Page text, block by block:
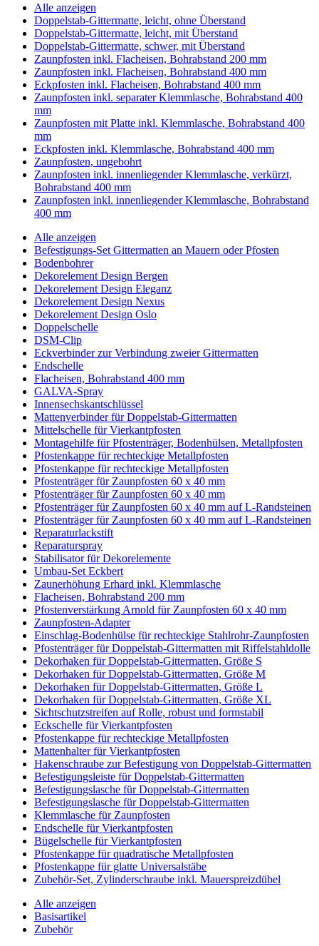
Alle anzeigen
Doppelstab-Gittermatte, leicht, ohne Überstand
Doppelstab-Gittermatte, leicht, mit Überstand
Doppelstab-Gittermatte, schwer, mit Überstand
Zaunpfosten inkl. Flacheisen, Bohrabstand 200 mm
Zaunpfosten inkl. Flacheisen, Bohrabstand 400 mm
Eckpfosten inkl. Flacheisen, Bohrabstand 400 mm
Zaunpfosten inkl. separater Klemmlasche, Bohrabstand 400
mm
Zaunpfosten mit Platte inkl. Klemmlasche, Bohrabstand 400
mm
Eckpfosten inkl. Klemmlasche, Bohrabstand 400 mm
Zaunpfosten, ungebohrt
Zaunpfosten inkl. innenliegender Klemmlasche, verkürzt,
Bohrabstand 400 mm
Zaunpfosten inkl. innenliegender Klemmlasche, Bohrabstand
400 mm
Alle anzeigen
Befestigungs-Set Gittermatten an Mauern oder Pfosten
Bodenbohrer
Dekorelement Design Bergen
Dekorelement Design Eleganz
Dekorelement Design Nexus
Dekorelement Design Oslo
Doppelschelle
DSM-Clip
Eckverbinder zur Verbindung zweier Gittermatten
Endschelle
Flacheisen, Bohrabstand 400 mm
GALVA-Spray
Innensechskantschlüssel
Mattenverbinder für Doppelstab-Gittermatten
Mittelschelle für Vierkantpfosten
Montagehilfe für Pfostenträger, Bodenhülsen, Metallpfosten
Pfostenkappe für rechteckige Metallpfosten
Pfostenkappe für rechteckige Metallpfosten
Pfostenträger für Zaunpfosten 60 x 40 mm
Pfostenträger für Zaunpfosten 60 x 40 mm
Pfostenträger für Zaunpfosten 60 x 40 mm auf L-Randsteinen
Pfostenträger für Zaunpfosten 60 x 40 mm auf L-Randsteinen
Reparaturlackstift
Reparaturspray
Stabilisator für Dekorelemente
Umbau-Set Eckbert
Zaunerhöhung Erhard inkl. Klemmlasche
Flacheisen, Bohrabstand 200 mm
Pfostenverstärkung Arnold für Zaunpfosten 60 x 40 mm
Zaunpfosten-Adapter
Einschlag-Bodenhülse für rechteckige Stahlrohr-Zaunpfosten
Pfostenträger für Doppelstab-Gittermatten mit Riffelstahldolle
Dekorhaken für Doppelstab-Gittermatten, Größe S
Dekorhaken für Doppelstab-Gittermatten, Größe M
Dekorhaken für Doppelstab-Gittermatten, Größe L
Dekorhaken für Doppelstab-Gittermatten, Größe XL
Sichtschutzstreifen auf Rolle, robust und formstabil
Eckschelle für Vierkantpfosten
Pfostenkappe für rechteckige Metallpfosten
Mattenhalter für Vierkantpfosten
Hakenschraube zur Befestigung von Doppelstab-Gittermatten
Befestigungsleiste für Doppelstab-Gittermatten
Befestigungslasche für Doppelstab-Gittermatten
Befestigungslasche für Doppelstab-Gittermatten
Klemmlasche für Zaunpfosten
Endschelle für Vierkantpfosten
Bügelschelle für Vierkantpfosten
Pfostenkappe für quadratische Metallpfosten
Pfostenkappe für glatte Universalstäbe
Zubehör-Set, Zylinderschraube inkl. Mauerspreizdübel
Alle anzeigen
Basisartikel
Zubehör